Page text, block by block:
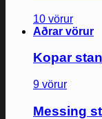
10 vörur
Aðrar vörur
Kopar
9 vörur
Messing